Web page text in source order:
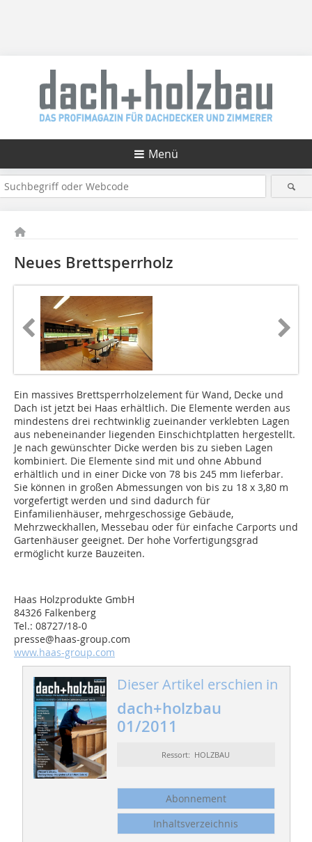
Menü
Neues Brettsperrholz
Ein massives Brettsperrholzelement für Wand, Decke und
Dach ist jetzt bei Haas erhältlich. Die Elemente werden aus
mindestens drei rechtwinklig zueinander verklebten Lagen
aus nebeneinander liegenden Einschichtplatten hergestellt.
Je nach gewünschter Dicke werden bis zu sieben Lagen
kombiniert. Die Elemente sind mit und ohne Abbund
erhältlich und in einer Dicke von 78 bis 245 mm lieferbar.
Sie können in großen Abmessungen von bis zu 18 x 3,80 m
vorgefertigt werden und sind dadurch für
Einfamilienhäuser, mehrgeschossige Gebäude,
Mehrzweckhallen, Messebau oder für einfache Carports und
Gartenhäuser geeignet. Der hohe Vorfertigungs­grad
ermöglicht kurze Bauzeiten.
Haas Holzprodukte GmbH
84326 Falkenberg
Tel.: 08727/18-0
presse@haas-group.com
www.haas-group.com
Dieser Artikel erschien in
dach+holzbau
01/2011
Ressort: HOLZBAU
Abonnement
Inhaltsverzeichnis